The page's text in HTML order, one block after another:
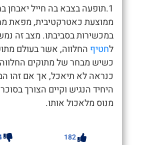
1.תופעה בצבא בה חייל יאבחן
ממוצעת כאטרקטיבית, מפאת
במכשירות בסביבתו. מצב זה
לחטיף החלווה, אשר בעולם
כשיש מבחר של מתוקים החלווה
כנראה לא תיאכל, אך אם זהו
היחיד הנגיש וקיים הצורך
מנוס מלאכול אותו.
182